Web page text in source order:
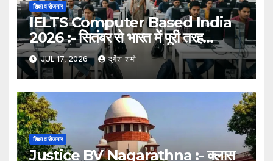
शिक्षा व रोजगार
IELTS Computer Based India
2026 :- सितंबर से भारत में पूरी तरह
कंप्यूटर-बेस्ड होगा IELTS, पेपर आधारित
परीक्षा होगी बंद
JUL 17, 2026 दुर्गेश शर्मा
शिक्षा व रोजगार
Justice BV Nagarathna :- क्लास